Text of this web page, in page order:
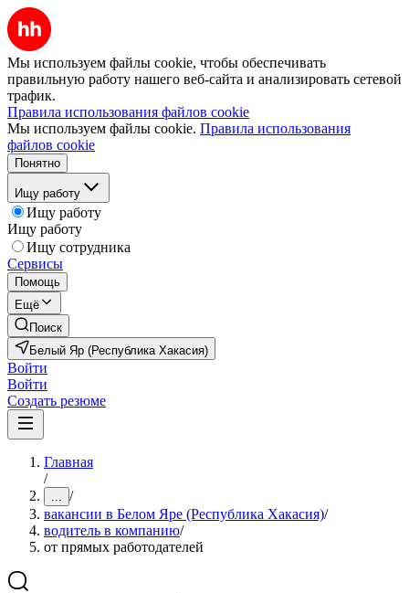
Мы используем файлы cookie, чтобы обеспечивать
правильную работу нашего веб-сайта и анализировать сетевой
трафик.
Правила использования файлов cookie
Мы используем файлы cookie. Правила использования
файлов cookie
Понятно
Ищу работу
Ищу работу
Ищу работу
Ищу сотрудника
Сервисы
Помощь
Ещё
Поиск
Белый Яр (Республика Хакасия)
Войти
Войти
Создать резюме
Главная
/
... /
вакансии в Белом Яре (Республика Хакасия)/
водитель в компанию/
от прямых работодателей